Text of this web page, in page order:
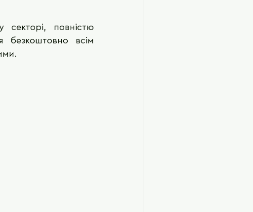
повністю
безкоштовно всім